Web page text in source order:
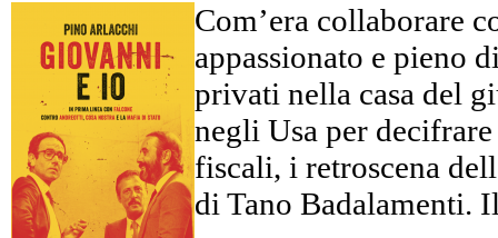
Com’era collaborare
appassionato e pieno
privati nella casa del
negli Usa per
fiscali, i retroscena
di Tano Badalamenti.